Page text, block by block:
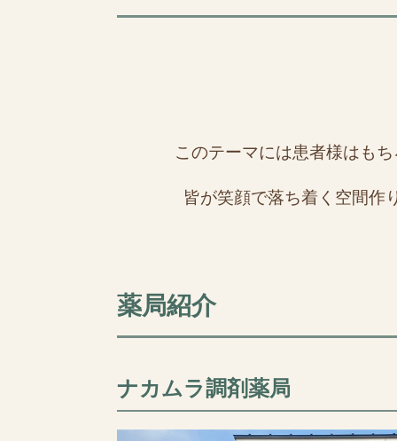
このテーマには患者様はも
皆が笑顔で落ち着く空間作
薬局紹介
ナカムラ調剤薬局